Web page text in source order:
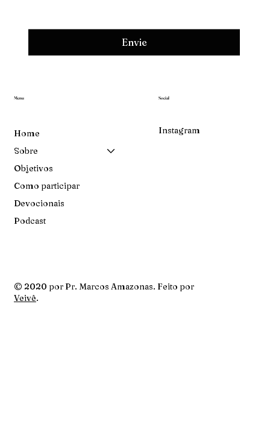
Menu
Home
Sobre
Objetivos
Como participar
Devocionais
Podcast
Social
Instagram
Envie
© 2020 por Pr. Marcos Amazonas. Feito por
Veivê.